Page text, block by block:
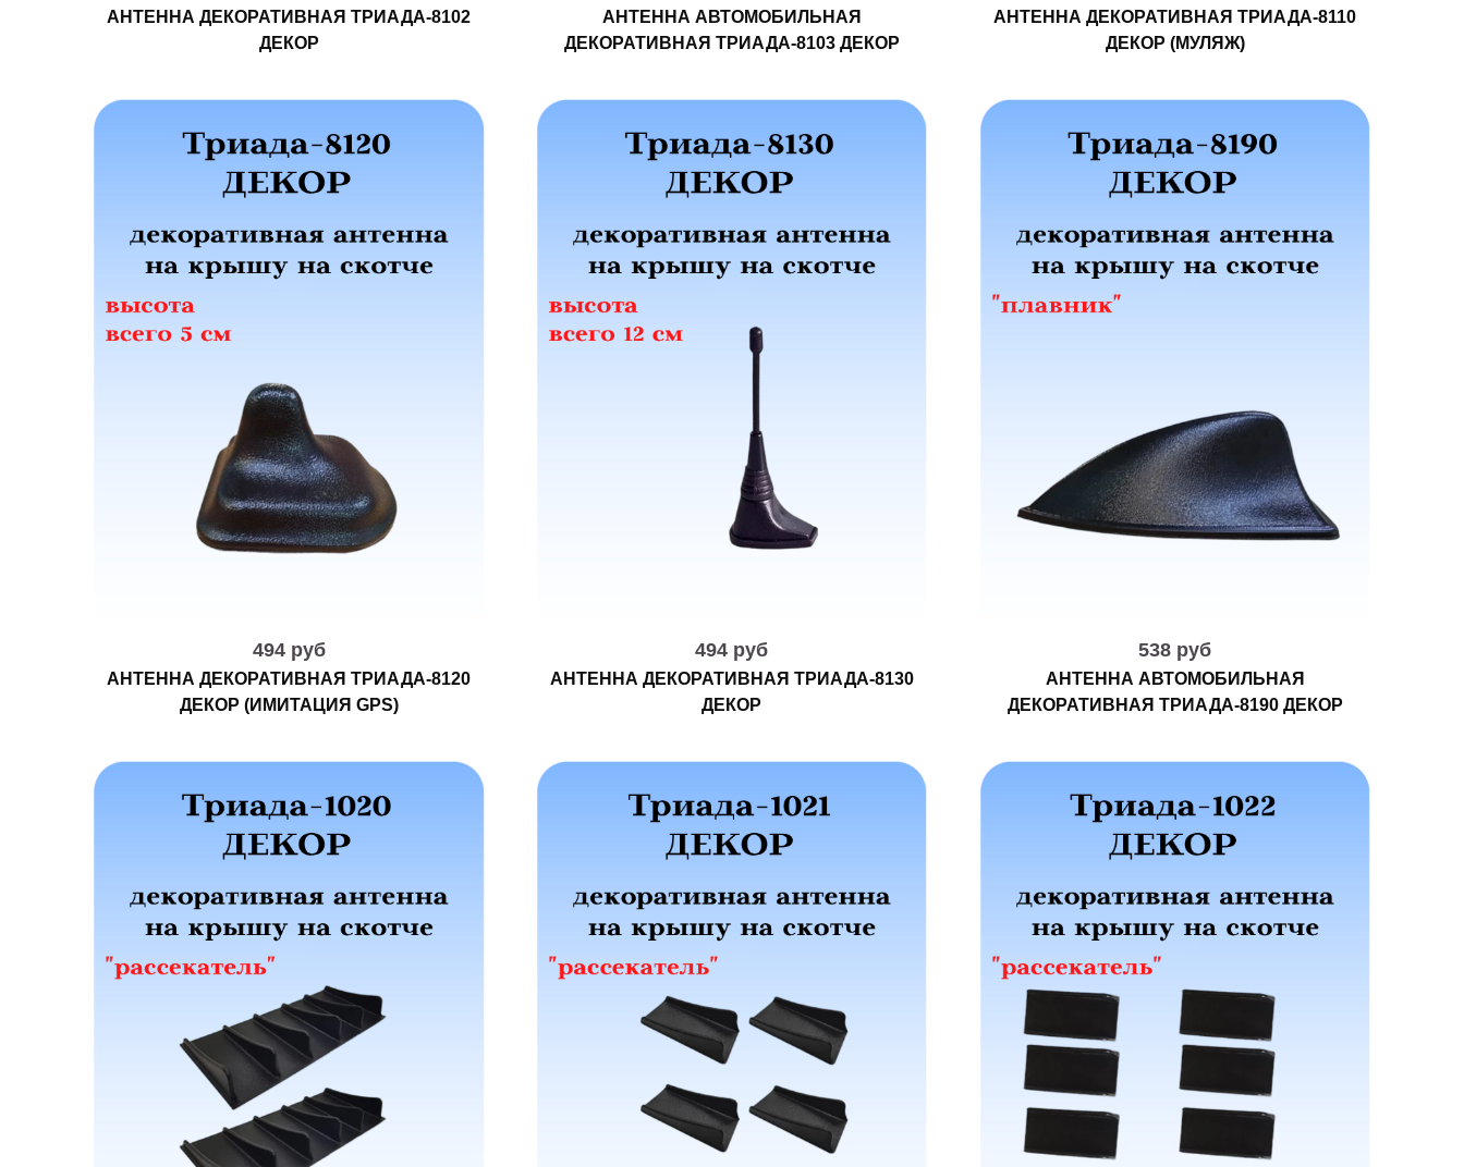
АНТЕННА ДЕКОРАТИВНАЯ ТРИАДА-8102
ДЕКОР
АНТЕННА АВТОМОБИЛЬНАЯ
ДЕКОРАТИВНАЯ ТРИАДА-8103 ДЕКОР
АНТЕННА ДЕКОРАТИВНАЯ ТРИАДА-8110
ДЕКОР (МУЛЯЖ)
494 руб
АНТЕННА ДЕКОРАТИВНАЯ ТРИАДА-8120
ДЕКОР (ИМИТАЦИЯ GPS)
494 руб
АНТЕННА ДЕКОРАТИВНАЯ ТРИАДА-8130
ДЕКОР
538 руб
АНТЕННА АВТОМОБИЛЬНАЯ
ДЕКОРАТИВНАЯ ТРИАДА-8190 ДЕКОР